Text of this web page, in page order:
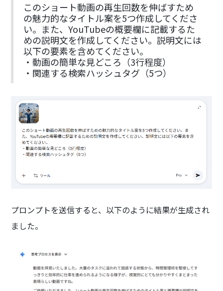
このショート動画の再生回数を伸ばすため
の魅力的なタイトル案を5つ作成してくださ
い。また、YouTubeの概要欄に記載するた
めの説明文を作成してください。説明文には
以下の要素を含めてください。
・動画の簡単な見どころ（3行程度）
・関連する検索ハッシュタグ（5つ）
プロンプトを送信すると、以下のように結果が生成され
ました。